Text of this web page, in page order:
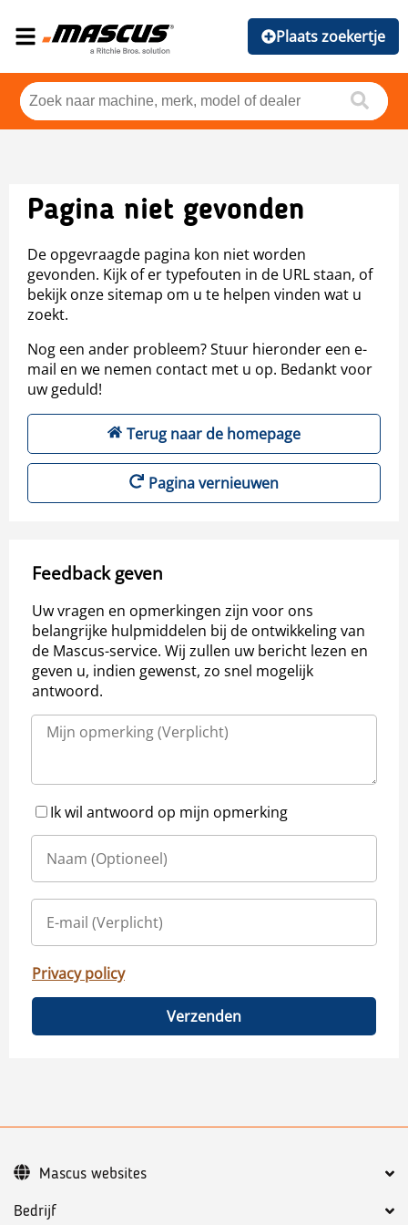
Plaats zoekertje
Pagina niet gevonden
De opgevraagde pagina kon niet worden
gevonden. Kijk of er typefouten in de URL staan, of
bekijk onze sitemap om u te helpen vinden wat u
zoekt.
Nog een ander probleem? Stuur hieronder een e-
mail en we nemen contact met u op. Bedankt voor
uw geduld!
Terug naar de homepage
Pagina vernieuwen
Feedback geven
Uw vragen en opmerkingen zijn voor ons
belangrijke hulpmiddelen bij de ontwikkeling van
de Mascus-service. Wij zullen uw bericht lezen en
geven u, indien gewenst, zo snel mogelijk
antwoord.
Ik wil antwoord op mijn opmerking
Privacy policy
Verzenden
Bedrijf
Mascus websites